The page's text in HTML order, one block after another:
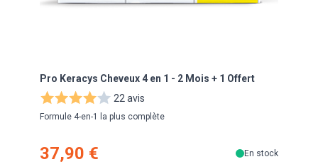
Pro Keracys Cheveux 4 en 1 - 2 Mois + 1 Offert
22 avis
Formule 4-en-1 la plus complète
37,90 € En stock